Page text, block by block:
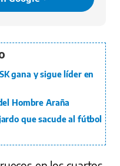
gana y sigue líder en
Hombre Araña
que sacude al fútbol